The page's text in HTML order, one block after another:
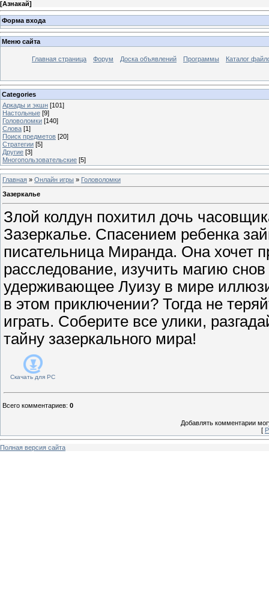
[Азнакай]
Форма входа
Меню сайта
Главная страница Форум Доска объявлений Программы Каталог
Categories
Аркады и экшн [101]
Настольные [9]
Головоломки [140]
Слова [1]
Поиск предметов [20]
Стратегии [5]
Другие [3]
Многопользовательские [5]
Главная » Онлайн игры » Головоломки
Зазеркалье
Злой колдун похитил дочь
Зазеркалье. Спасением ребенка
писательница Миранда. Она хочет
расследование, изучить магию снов
удерживающее Луизу в мире
в этом приключении? Тогда не
играть. Соберите все улики,
тайну зазеркального мира!
Скачать для PC
Всего комментариев: 0
Добавлять комментарии
[
Полная версия сайта